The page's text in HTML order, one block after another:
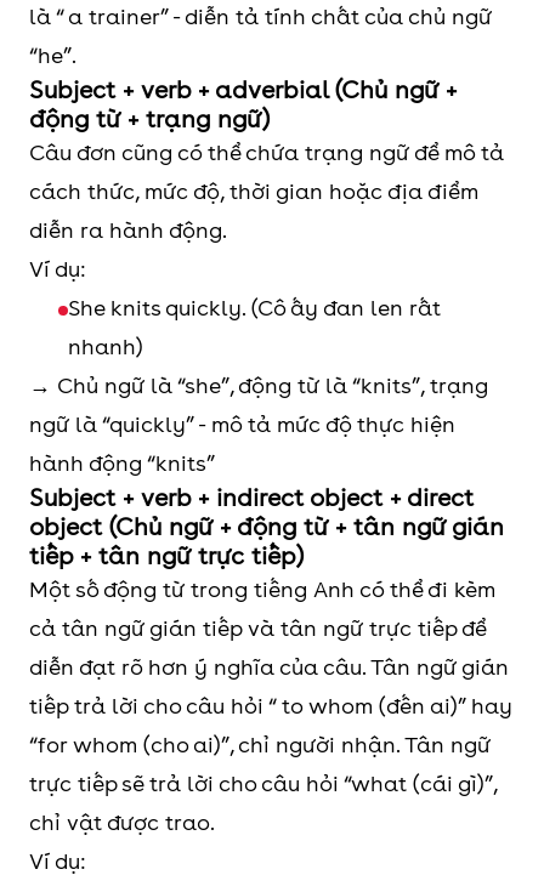
là “ a trainer” - diễn tả tính chất của chủ ngữ
“he”.
Subject + verb + adverbial (Chủ ngữ +
động từ + trạng ngữ)
Câu đơn cũng có thể chứa trạng ngữ để mô tả
cách thức, mức độ, thời gian hoặc địa điểm
diễn ra hành động.
Ví dụ:
She knits quickly. (Cô ấy đan len rất
nhanh)
→ Chủ ngữ là “she”, động từ là “knits”, trạng
ngữ là “quickly” - mô tả mức độ thực hiện
hành động “knits”
Subject + verb + indirect object + direct
object (Chủ ngữ + động từ + tân ngữ gián
tiếp + tân ngữ trực tiếp)
Một số động từ trong tiếng Anh có thể đi kèm
cả tân ngữ gián tiếp và tân ngữ trực tiếp để
diễn đạt rõ hơn ý nghĩa của câu. Tân ngữ gián
tiếp trả lời cho câu hỏi “ to whom (đến ai)” hay
“for whom (cho ai)”, chỉ người nhận. Tân ngữ
trực tiếp sẽ trả lời cho câu hỏi “what (cái gì)”,
chỉ vật được trao.
Ví dụ: